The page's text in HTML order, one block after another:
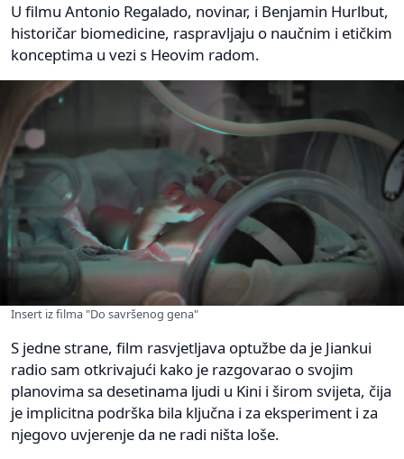
U filmu Antonio Regalado, novinar, i Benjamin Hurlbut,
historičar biomedicine, raspravljaju o naučnim i etičkim
konceptima u vezi s Heovim radom.
Insert iz filma "Do savršenog gena"
S jedne strane, film rasvjetljava optužbe da je Jiankui
radio sam otkrivajući kako je razgovarao o svojim
planovima sa desetinama ljudi u Kini i širom svijeta, čija
je implicitna podrška bila ključna i za eksperiment i za
njegovo uvjerenje da ne radi ništa loše.